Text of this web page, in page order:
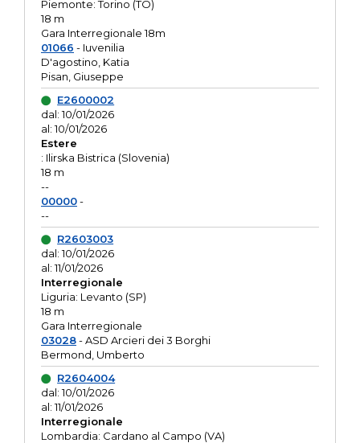
Piemonte: Torino (TO)
18 m
Gara Interregionale 18m
01066 - Iuvenilia
D'agostino, Katia
Pisan, Giuseppe
E2600002
dal: 10/01/2026
al: 10/01/2026
Estere
: Ilirska Bistrica (Slovenia)
18 m
--
00000-
--
R2603003
dal: 10/01/2026
al: 11/01/2026
Interregionale
Liguria: Levanto (SP)
18 m
Gara Interregionale
03028- ASD Arcieri dei 3 Borghi
Bermond, Umberto
R2604004
dal: 10/01/2026
al: 11/01/2026
Interregionale
Lombardia: Cardano al Campo (VA)